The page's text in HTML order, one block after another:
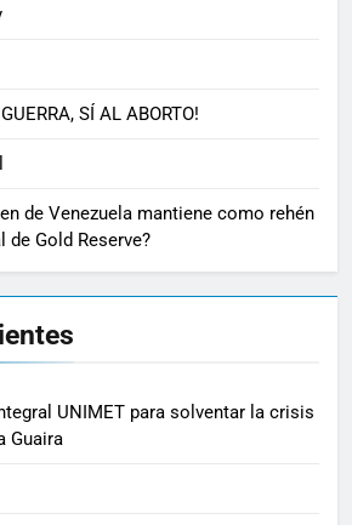
SÍ AL ABORTO!
de Venezuela mantiene como rehén
Gold Reserve?
UNIMET para solventar la crisis
Guaira